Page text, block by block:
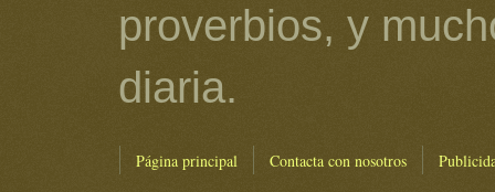
proverbios, y
diaria.
Página principal Contacta con nosotros